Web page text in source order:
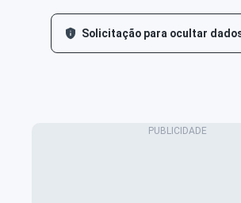
Solicitação para ocultar